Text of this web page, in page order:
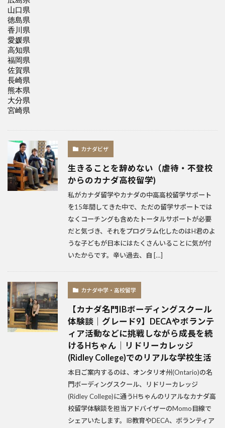
カナダビザ
生きることを辞めない（虐待・不登校
からのカナダ高校留学)
私がカナダ留学やカナダの中高高校留学サポート
を15年間してきた中で、ただの留学サポートでは
なくコーチングも含めたトータルサポートが必要
だと気づき、それをプログラム化したのはH君のよ
うな子どもが日本にはたくさんいることに気が付
いたからです。辛い過去、自 […]
カナダ中学・高校留学
【カナダ名門IBボーディングスクール
体験談｜グレード9】DECAやボランテ
ィア活動などに挑戦しながら成長を続
けるHちゃん｜リドリーカレッジ
(Ridley College)でのリアルな学校生活
本日ご案内するのは、オンタリオ州(Ontario)の名
門ボーディングスクール、リドリーカレッジ
(Ridley College)に通うHちゃんのリアルなカナダ高
校留学体験談を担当アドバイザーのMomo目線で
シェアいたします。IB教育やDECA、ボランティア